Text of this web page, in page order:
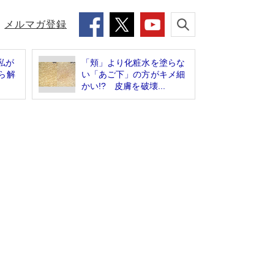
メルマガ登録
が
解
「頬」より化粧水を塗らな
い「あご下」の方がキメ細
かい!? 皮膚を破壊...